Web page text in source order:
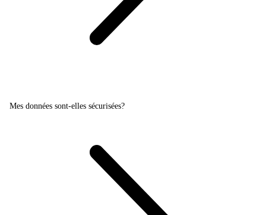
Mes données sont-elles sécurisées?